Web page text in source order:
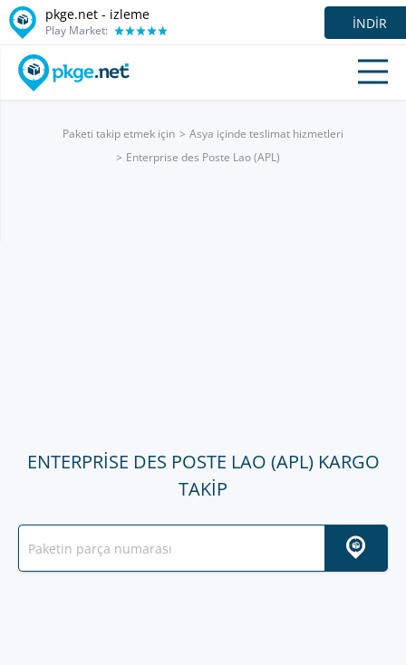
pkge.net - izleme
Play Market: İNDIR
Paketi takip etmek için
Asya içinde teslimat hizmetleri
Enterprise des Poste Lao (APL)
ENTERPRISE DES POSTE LAO (APL) KARGO
TAKIP